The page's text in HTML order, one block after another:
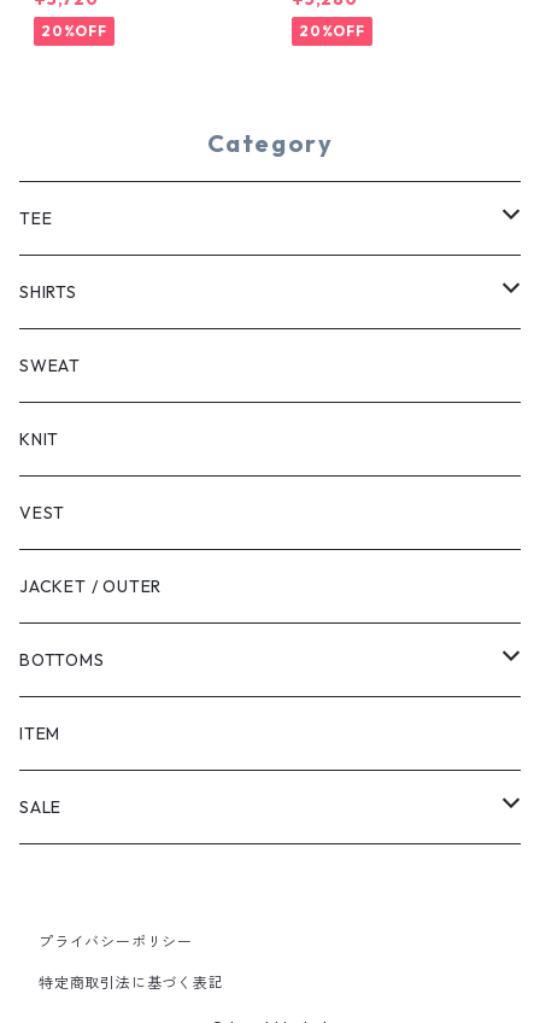
20%OFF 20%OFF
Category
TEE
SHORT SLEEVE
LONG SLEEVE
SHIRTS
SHORT SLEEVE
LONG SLEEVE
SWEAT
KNIT
VEST
JACKET / OUTER
BOTTOMS
SHORTS
PANTS
ITEM
SALE
PANTS
プライバシーポリシー
特定商取引法に基づく表記